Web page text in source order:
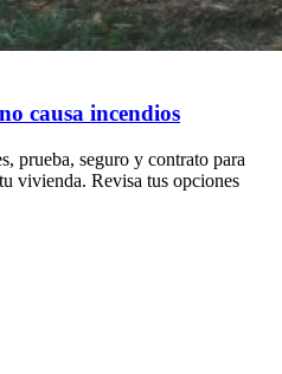
causa incendios
prueba, seguro y contrato para
vivienda. Revisa tus opciones